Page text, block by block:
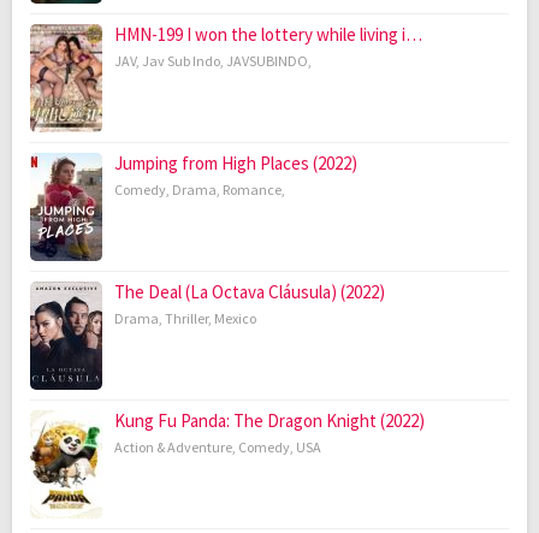
HMN-199 I won the lottery while living i…
JAV, Jav Sub Indo JAVSUBINDO
Jumping from High Places (2022)
Comedy Drama Romance
The Deal (La Octava Cláusula) (2022)
Drama Thriller, Mexico
Kung Fu Panda: The Dragon Knight (2022)
Action & Adventure Comedy USA